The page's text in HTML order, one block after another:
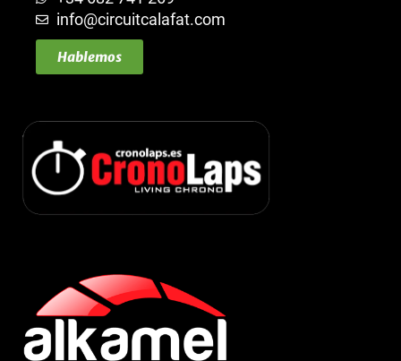
info@circuitcalafat.com
Hablemos